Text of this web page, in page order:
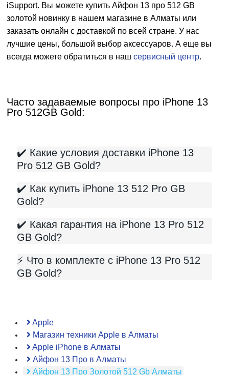
iSupport. Вы можете купить Айфон 13 про 512 GB
золотой новинку в нашем магазине в Алматы или
заказать онлайн с доставкой по всей стране. У нас
лучшие цены, большой выбор аксессуаров. А еще вы
всегда можете обратиться в наш сервисный центр.
Часто задаваемые вопросы про iPhone 13
Pro 512GB Gold:
✔️ Какие условия доставки iPhone 13
Pro 512 GB Gold?
✔️ Как купить iPhone 13 512 Pro GB
Gold?
✔️ Какая гарантия на iPhone 13 Pro 512
GB Gold?
⚡️ Что в комплекте с iPhone 13 Pro 512
GB Gold?
Apple
Магазин техники Apple в Алматы
Apple iPhone в Алматы
Айфон 13 Про в Алматы
Айфон 13 Про Золотой 512 Gb Алматы